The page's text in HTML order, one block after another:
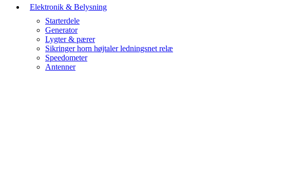
Elektronik & Belysning
Starterdele
Generator
Lygter & pærer
Sikringer horn højtaler ledningsnet relæ
Speedometer
Antenner